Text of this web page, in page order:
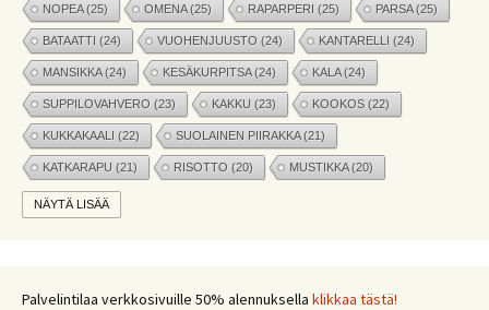
NOPEA(25) OMENA(25) RAPARPERI (25) PARSA(25)
BATAATTI (24) VUOHENJUUSTO (24) KANTARELLI (24)
MANSIKKA(24) KESÄKURPITSA(24) KALA(24)
SUPPILOVAHVERO (23) KAKKU (23) KOOKOS (22)
KUKKAKAALI (22) SUOLAINEN PIIRAKKA(21)
KATKARAPU (21) RISOTTO (20) MUSTIKKA(20)
MARJAT(19)
JÄLKIRUOKA (17) PAPRIKA (17) COUSCOUS (17)
NÄYTÄ LISÄÄ
Palvelintilaa verkkosivuille 50% alennuksella klikkaa tästä!